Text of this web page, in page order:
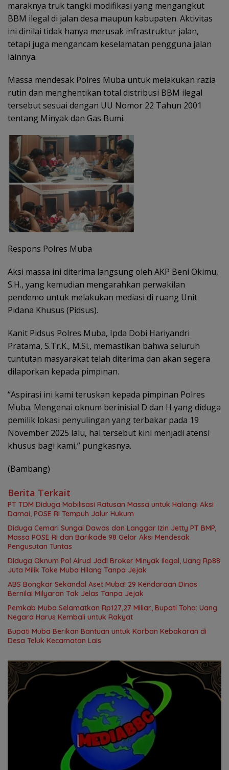
maraknya truk tangki modifikasi yang mengangkut
BBM ilegal di jalan desa maupun kabupaten. Aktivitas
ini dinilai tidak hanya merusak infrastruktur jalan,
tetapi juga mengancam keselamatan pengguna jalan
lainnya.
Massa mendesak Polres Muba untuk melakukan razia
rutin dan menghentikan total distribusi BBM ilegal
tersebut sesuai dengan UU Nomor 22 Tahun 2001
tentang Minyak dan Gas Bumi.
Respons Polres Muba
Aksi massa ini diterima langsung oleh AKP Beni Okimu,
S.H., yang kemudian mengarahkan perwakilan
pendemo untuk melakukan mediasi di ruang Unit
Pidana Khusus (Pidsus).
Kanit Pidsus Polres Muba, Ipda Dobi Hariyandri
Pratama, S.Tr.K., M.Si., memastikan bahwa seluruh
tuntutan masyarakat telah diterima dan akan segera
dilaporkan kepada pimpinan.
“Aspirasi ini kami teruskan kepada pimpinan Polres
Muba. Mengenai oknum berinisial D dan H yang diduga
pemilik lokasi penyulingan yang terbakar pada 19
November 2025 lalu, hal tersebut kini menjadi atensi
khusus bagi kami,” pungkasnya.
(Bambang)
Berita Terkait
PT TDM Diduga Mobilisasi Ratusan Massa untuk Halangi Aksi
Damai, POSE RI Tempuh Jalur Hukum
Diduga Cemari Sungai Dawas dan Langgar Izin Jetty PT BMP,
Massa POSE RI dan Barikade 98 Gelar Aksi Mendesak
Pengusutan Tuntas
Diduga Oknum Pol Airud Jadi Broker Minyak Ilegal, Uang Rp88
Juta Milik Toke Muba Hilang Tanpa Jejak
ABS Bongkar Sekandal Aset Muba! 29 Kendaraan Dinas
Bernilai Milyaran Tak Jelas Tanpa Jejak
Pemkab Muba Selamatkan Rp127,27 Miliar, Bupati Toha: Uang
Negara Harus Kembali untuk Rakyat
Bupati Muba Berikan Bantuan untuk Korban Kebakaran di
Desa Teluk Kecamatan Lais